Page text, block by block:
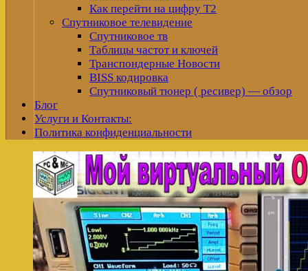
Как перейти на цифру Т2
Спутниковое телевидение
Спутниковое тв
Таблицы частот и ключей
Транспондерные Новости
BISS кодировка
Спутниковый тюнер ( ресивер) — обзор
Блог
Услуги и Контакты:
Политика конфиденциальности